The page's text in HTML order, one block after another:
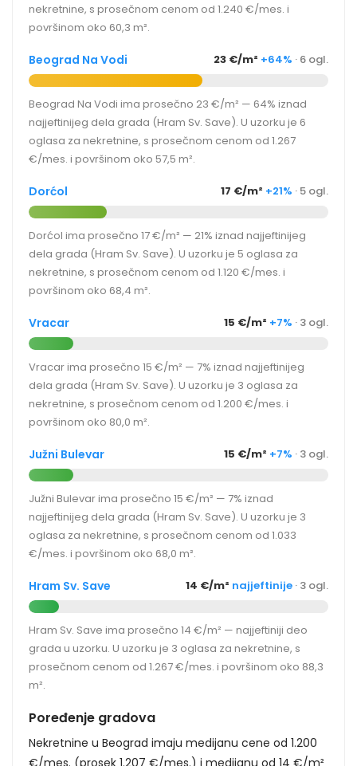
nekretnine, s prosečnom cenom od 1.240 €/mes. i
površinom oko 60,3 m².
Beograd Na Vodi 23 €/m² +64% · 6 ogl.
Beograd Na Vodi ima prosečno 23 €/m² — 64% iznad
najjeftinijeg dela grada (Hram Sv. Save). U uzorku je 6
oglasa za nekretnine, s prosečnom cenom od 1.267
€/mes. i površinom oko 57,5 m².
Dorćol 17 €/m² +21% · 5 ogl.
Dorćol ima prosečno 17 €/m² — 21% iznad najjeftinijeg
dela grada (Hram Sv. Save). U uzorku je 5 oglasa za
nekretnine, s prosečnom cenom od 1.120 €/mes. i
površinom oko 68,4 m².
Vracar 15 €/m² +7% · 3 ogl.
Vracar ima prosečno 15 €/m² — 7% iznad najjeftinijeg
dela grada (Hram Sv. Save). U uzorku je 3 oglasa za
nekretnine, s prosečnom cenom od 1.200 €/mes. i
površinom oko 80,0 m².
Južni Bulevar 15 €/m² +7% · 3 ogl.
Južni Bulevar ima prosečno 15 €/m² — 7% iznad
najjeftinijeg dela grada (Hram Sv. Save). U uzorku je 3
oglasa za nekretnine, s prosečnom cenom od 1.033
€/mes. i površinom oko 68,0 m².
Hram Sv. Save 14 €/m² najjeftinije · 3 ogl.
Hram Sv. Save ima prosečno 14 €/m² — najjeftiniji deo
grada u uzorku. U uzorku je 3 oglasa za nekretnine, s
prosečnom cenom od 1.267 €/mes. i površinom oko 88,3
m².
Poređenje gradova
Nekretnine u Beograd imaju medijanu cene od 1.200